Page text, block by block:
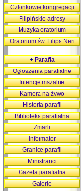
Członkowie kongregacji
Filipińskie adresy
Muzyka oratorium
Oratorium św. Filipa Neri
+Parafia
Ogłoszenia parafialne
Intencje mszalne
Kamera na żywo
Historia parafii
Biblioteka parafialna
Zmarli
Informator
Granice parafii
Ministranci
Gazeta parafialna
Galerie